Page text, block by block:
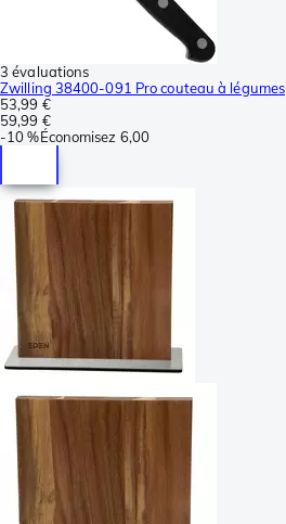
3 évaluations
Zwilling 38400-091 Pro couteau à légumes
53,99 €
59,99 €
-10 %Économisez 6,00